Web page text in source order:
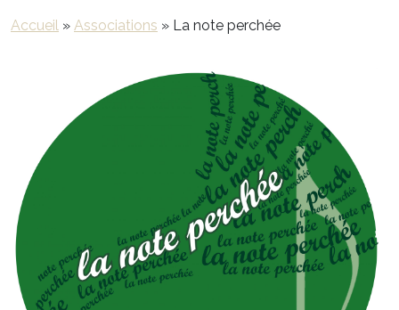
Accueil » Associations » La note perchée